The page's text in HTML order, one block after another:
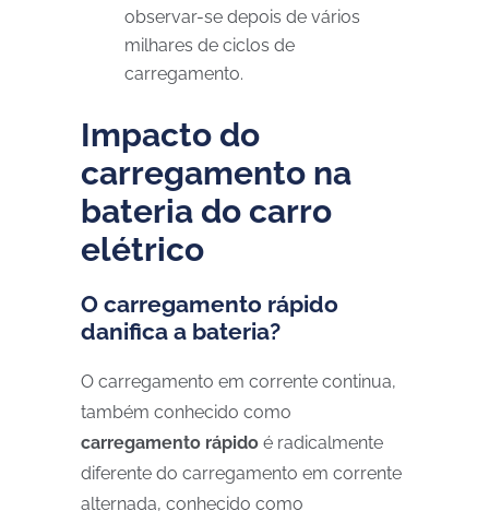
observar-se depois de vários
milhares de ciclos de
carregamento.
Impacto do
carregamento na
bateria do carro
elétrico
O carregamento rápido
danifica a bateria?
O carregamento em corrente continua,
também conhecido como
carregamento rápido é radicalmente
diferente do carregamento em corrente
alternada, conhecido como